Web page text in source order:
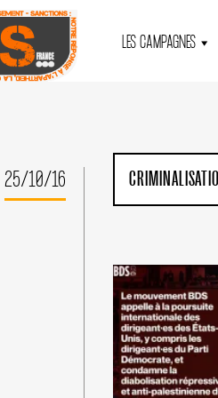
LES CAMPAGNES
25/10/16